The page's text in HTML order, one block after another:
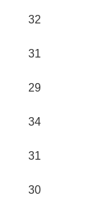
32
31
29
34
31
30